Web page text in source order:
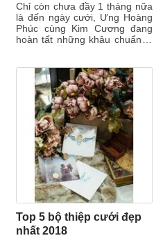
Chỉ còn chưa đầy 1 tháng nữa
là đến ngày cưới, Ưng Hoàng
Phúc cùng Kim Cương đang
hoàn tất những khâu chuẩn bị
Top 5 bộ thiệp cưới đẹp
nhất 2018